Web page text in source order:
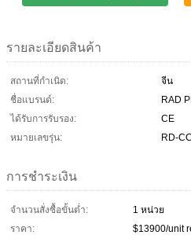
รายละเอียดสินค้า
สถานที่กำเนิด:
จีน
ชื่อแบรนด์:
RAD
ได้รับการรับรอง:
CE
หมายเลขรุ่น:
RD-
การชำระเงิน
จำนวนสั่งซื้อขั้นต่ำ:
1 หน่วย
ราคา:
$13900/unit